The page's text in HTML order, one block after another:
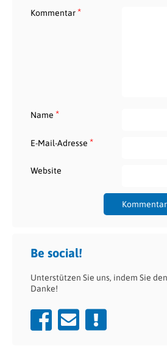
Kommentar*
Name *
E-Mail-Adresse *
Website
Be social!
Unterstützen Sie uns, indem Sie
Danke!